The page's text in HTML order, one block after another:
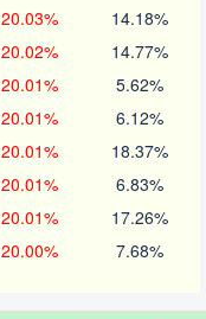
20.03% 14.18%
20.02% 14.77%
20.01% 5.62%
20.01% 6.12%
20.01% 18.37%
20.01% 6.83%
20.01% 17.26%
20.00% 7.68%